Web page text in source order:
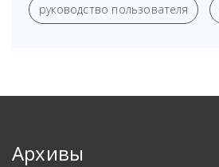
руководство пользователя
Архивы